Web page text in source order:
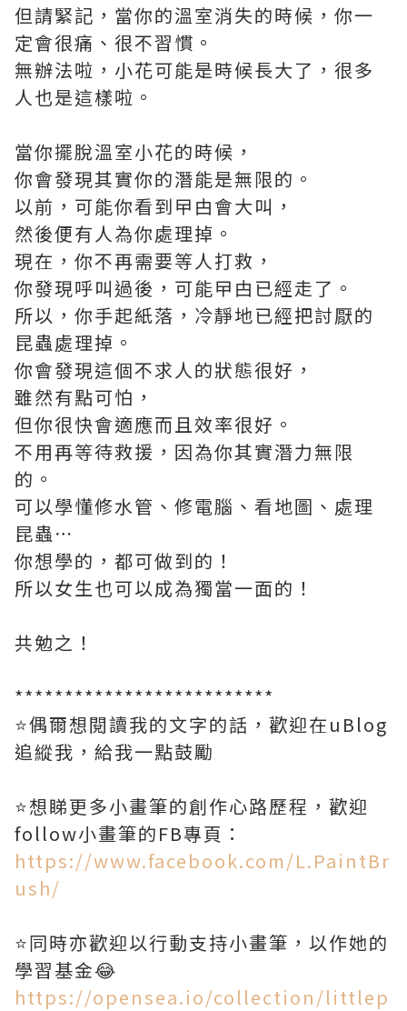
但請緊記，當你的溫室消失的時候，你一
定會很痛、很不習慣。
無辦法啦，小花可能是時候長大了，很多
人也是這樣啦。
當你擺脫溫室小花的時候，
你會發現其實你的潛能是無限的。
以前，可能你看到曱甴會大叫，
然後便有人為你處理掉。
現在，你不再需要等人打救，
你發現呼叫過後，可能曱甴已經走了。
所以，你手起紙落，冷靜地已經把討厭的
昆蟲處理掉。
你會發現這個不求人的狀態很好，
雖然有點可怕，
但你很快會適應而且效率很好。
不用再等待救援，因為你其實潛力無限
的。
可以學懂修水管、修電腦、看地圖、處理
昆蟲⋯
你想學的，都可做到的！
所以女生也可以成為獨當一面的！
共勉之！
**************************
⭐️偶爾想閱讀我的文字的話，歡迎在uBlog
追縱我，給我一點鼓勵
⭐️想睇更多小畫筆的創作心路歷程，歡迎
follow小畫筆的FB專頁：
https://www.facebook.com/L.PaintBr
ush/
⭐️同時亦歡迎以行動支持小畫筆，以作她的
學習基金😂
https://opensea.io/collection/littlep